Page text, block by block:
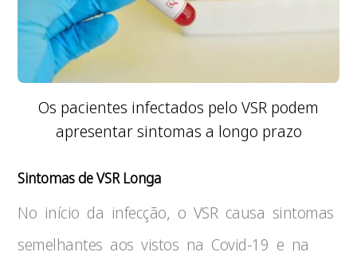
Os pacientes infectados pelo VSR podem
apresentar sintomas a longo prazo
Sintomas de VSR Longa
No início da infecção, o VSR causa sintomas
semelhantes aos vistos na Covid-19 e na